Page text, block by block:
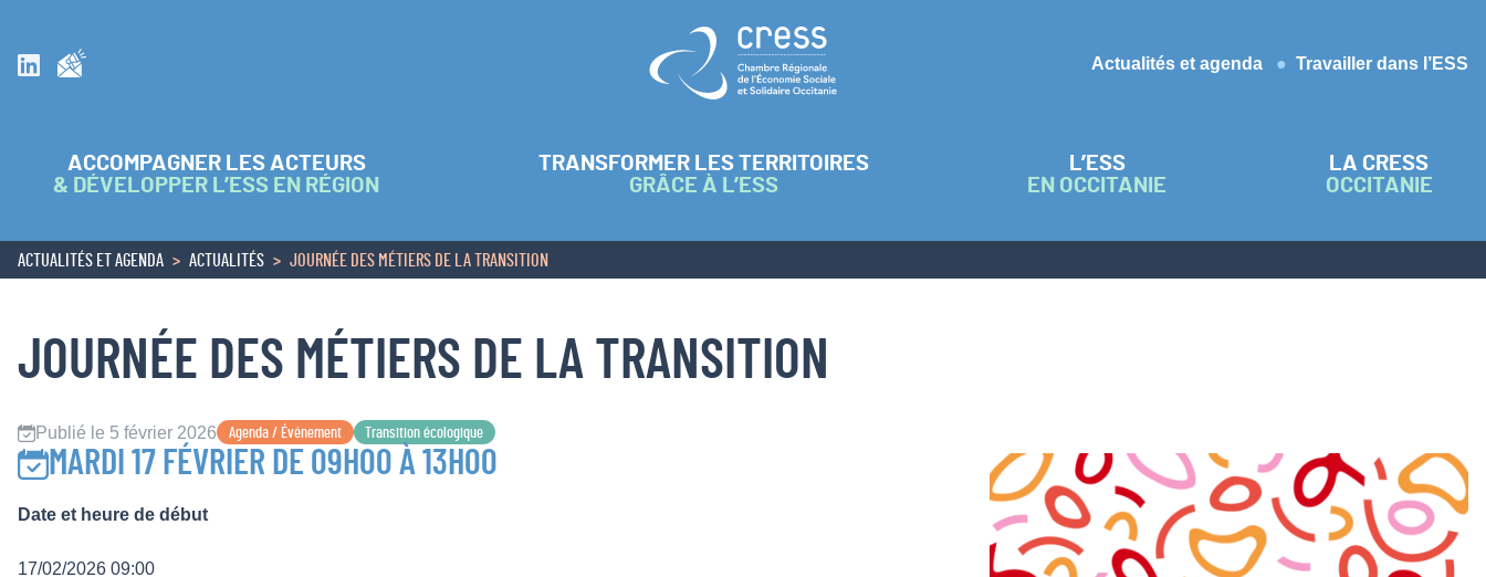
Suivez nous sur Linkedin
Retour à l'accueil
Actualités et agenda
Travailler dans l’ESS
ACCOMPAGNER LES ACTEURS
& DÉVELOPPER L’ESS EN RÉGION
TRANSFORMER LES TERRITOIRES
GRÂCE À L’ESS
L’ESS
EN OCCITANIE
LA CRESS
OCCITANIE
ACCUEIL
ACTUALITÉS ET AGENDA ACTUALITÉS JOURNÉE DES MÉTIERS DE LA TRANSITION
JOURNÉE DES MÉTIERS DE LA TRANSITION
Publié le 5 février 2026 Agenda / Événement Transition écologique
MARDI 17 FÉVRIER DE 09H00 À 13H00
Date et heure de début
17/02/2026 09:00